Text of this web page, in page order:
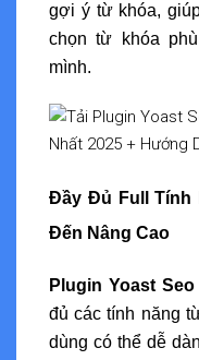
gợi ý từ khóa,
chọn từ khóa
mình.
Đầy Đủ Full Tính
Đến Nâng Cao
Plugin Yoast
đủ các tính năng
dùng có thể dễ